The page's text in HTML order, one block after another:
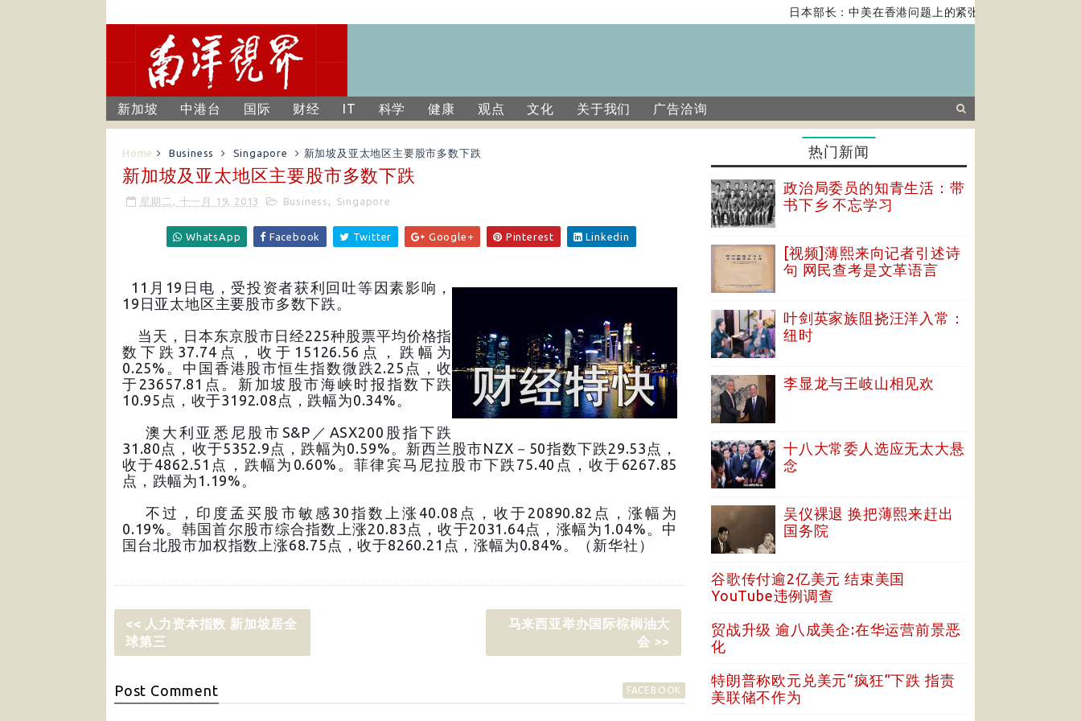
日本部长：中美在香港问题上的紧张关系对全球经济构成
新加坡 中港台 国际 财经 IT 科学 健康 观点 文化 关于我们 广告洽询
Home Business Singapore 新加坡及亚太地区主要股市多数下跌
新加坡及亚太地区主要股市多数下跌
星期二, 十一月 19, 2013 Business , Singapore
WhatsApp Facebook Twitter Google+ Pinterest Linkedin
11月19日电，受投资者获利回吐等因素影响，
19日亚太地区主要股市多数下跌。
当天，日本东京股市日经225种股票平均价格指
数下跌37.74点，收于15126.56点，跌幅为
0.25%。中国香港股市恒生指数微跌2.25点，收
于23657.81点。新加坡股市海峡时报指数下跌
10.95点，收于3192.08点，跌幅为0.34%。
澳大利亚悉尼股市S&P／ASX200股指下跌
31.80点，收于5352.9点，跌幅为0.59%。新西兰股市NZX－50指数下跌29.53点，
收于4862.51点，跌幅为0.60%。菲律宾马尼拉股市下跌75.40点，收于6267.85
点，跌幅为1.19%。
不过，印度孟买股市敏感30指数上涨40.08点，收于20890.82点，涨幅为
0.19%。韩国首尔股市综合指数上涨20.83点，收于2031.64点，涨幅为1.04%。中
国台北股市加权指数上涨68.75点，收于8260.21点，涨幅为0.84%。（新华社）
<< 人力资本指数 新加坡居全
球第三
马来西亚举办国际棕榈油大
会 >>
Post Comment FACEBOOK
热门新闻
政治局委员的知青生活：带
书下乡 不忘学习
[视频]薄熙来向记者引述诗
句 网民查考是文革语言
叶剑英家族阻挠汪洋入常：
纽时
李显龙与王岐山相见欢
十八大常委人选应无太大悬
念
吴仪裸退 换把薄熙来赶出
国务院
谷歌传付逾2亿美元 结束美国
YouTube违例调查
贸战升级 逾八成美企:在华运营前景恶
化
特朗普称欧元兑美元“疯狂”下跌 指责
美联储不作为